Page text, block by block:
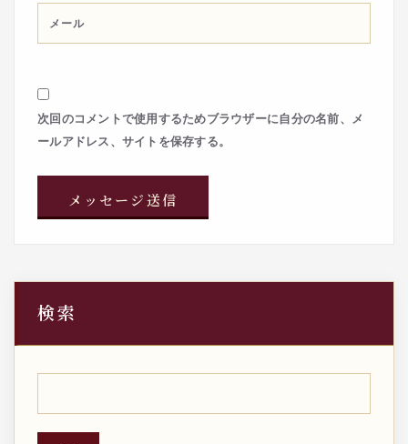
次回のコメントで使用するためブラウザーに自分の名前、メ
ールアドレス、サイトを保存する。
検索